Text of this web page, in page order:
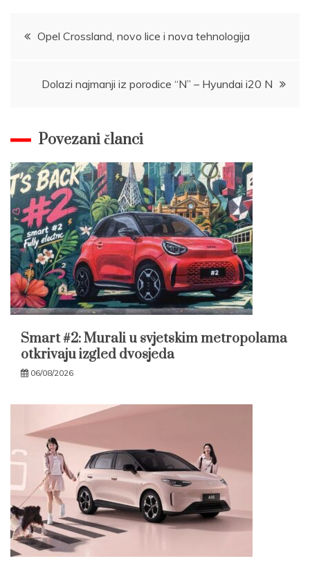
Post
Opel Crossland, novo lice i nova tehnologija
Dolazi najmanji iz porodice “N” – Hyundai i20 N
Povezani članci
Smart #2: Murali u svjetskim metropolama
otkrivaju izgled dvosjeda
06/08/2026